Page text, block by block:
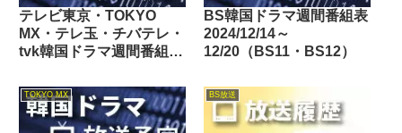
テレビ東京・TOKYO
MX・テレ玉・チバテレ・
tvk韓国ドラマ週間番組表
BS韓国ドラマ週間番組表
2024/12/14～
12/20（BS11・BS12）
TOKYO MX BS放送